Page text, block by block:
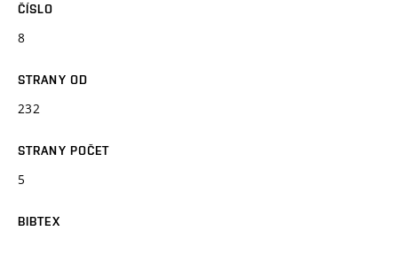
ČÍSLO
8
STRANY OD
232
STRANY POČET
5
BIBTEX